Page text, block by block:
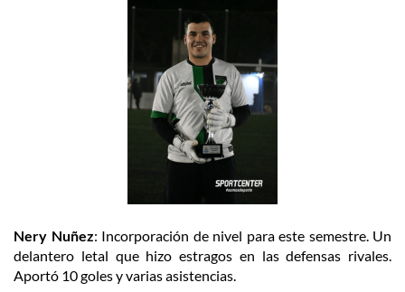
Nery Nuñez: Incorporación de nivel para este semestre. Un
delantero letal que hizo estragos en las defensas rivales.
Aportó 10 goles y varias asistencias.